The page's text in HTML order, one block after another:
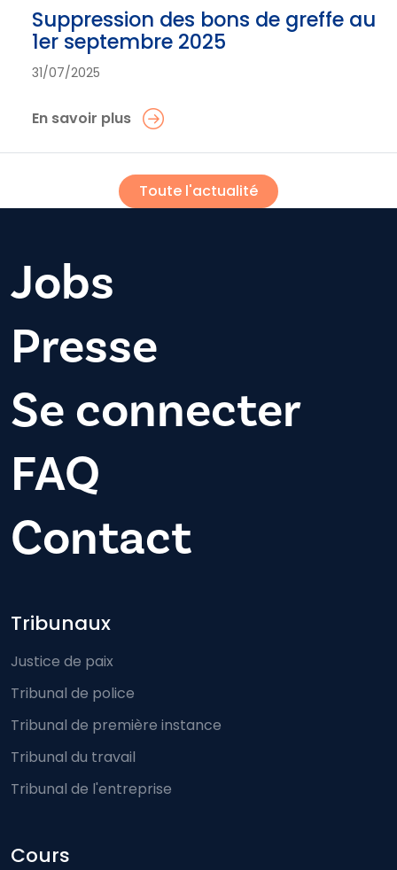
Suppression des bons de greffe au
1er septembre 2025
31/07/2025
En savoir plus
Toute l'actualité
Jobs
Presse
Se connecter
FAQ
Contact
Footer-menu
Tribunaux
Justice de paix
Tribunal de police
Tribunal de première instance
Tribunal du travail
Tribunal de l'entreprise
Cours